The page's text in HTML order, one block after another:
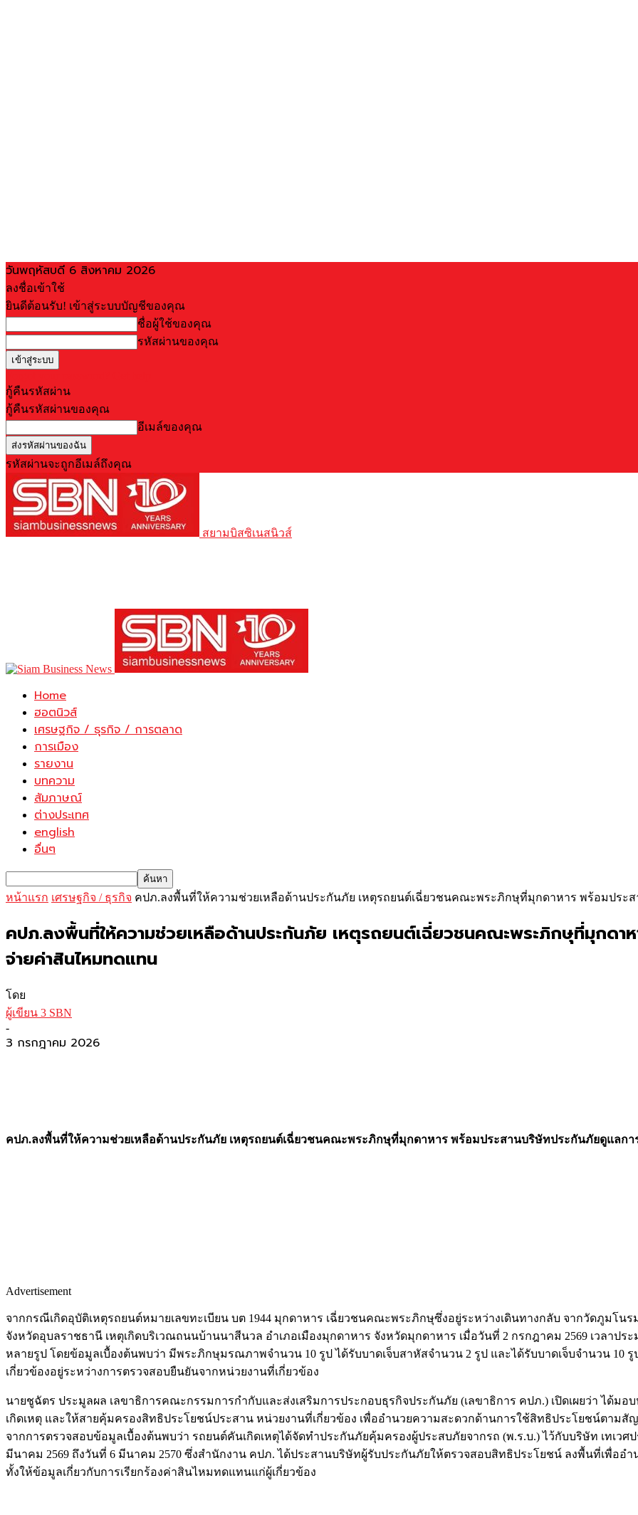
วันพฤหัสบดี 6 สิงหาคม 2026
ลงชื่อเข้าใช้
ยินดีต้อนรับ! เข้าสู่ระบบบัญชีของคุณ
ชื่อผู้ใช้ของคุณ
รหัสผ่านของคุณ
กู้คืนรหัสผ่าน
กู้คืนรหัสผ่านของคุณ
อีเมล์ของคุณ
รหัสผ่านจะถูกอีเมล์ถึงคุณ
สยามบิสซิเนสนิวส์
Home
ฮอตนิวส์
เศรษฐกิจ / ธุรกิจ / การตลาด
การเมือง
รายงาน
บทความ
สัมภาษณ์
ต่างประเทศ
english
อื่นๆ
หน้าแรก เศรษฐกิจ / ธุรกิจ คปภ.ลงพื้นที่ให้ความช่วยเหลือด้านประกันภัย เหตุรถยนต์เฉี่ยวชนคณะพระภิกษุที่มุกดาหาร พร้อมปร
คปภ.ลงพื้นที่ให้ความช่วยเหลือด้านประกันภัย เหตุรถยนต์เฉี่ยวชนคณะพระภิกษุที่มุกดา
จ่ายค่าสินไหมทดแทน
โดย
ผู้เขียน 3 SBN
-
3 กรกฎาคม 2026
คปภ.ลงพื้นที่ให้ความช่วยเหลือด้านประกันภัย เหตุรถยนต์เฉี่ยวชนคณะพระภิกษุที่มุกดาหาร พร้อมประสานบริษัทประกันภัยดูแลก
Advertisement
จากกรณีเกิดอุบัติเหตุรถยนต์หมายเลขทะเบียน บต 1944 มุกดาหาร เฉี่ยวชนคณะพระภิกษุซึ่งอยู่ระหว่างเดินทางกลับ จากวัดภูมโนร
จังหวัดอุบลราชธานี เหตุเกิดบริเวณถนนบ้านนาสีนวล อำเภอเมืองมุกดาหาร จังหวัดมุกดาหาร เมื่อวันที่ 2 กรกฎาคม 2569 เวลาป
หลายรูป โดยข้อมูลเบื้องต้นพบว่า มีพระภิกษุมรณภาพจำนวน 10 รูป ได้รับบาดเจ็บสาหัสจำนวน 2 รูป และได้รับบาดเจ็บจำนวน 10
เกี่ยวข้องอยู่ระหว่างการตรวจสอบยืนยันจากหน่วยงานที่เกี่ยวข้อง
นายชูฉัตร ประมูลผล เลขาธิการคณะกรรมการกำกับและส่งเสริมการประกอบธุรกิจประกันภัย (เลขาธิการ คปภ.) เปิดเผยว่า ได้ม
เกิดเหตุ และให้สายคุ้มครองสิทธิประโยชน์ประสาน หน่วยงานที่เกี่ยวข้อง เพื่ออำนวยความสะดวกด้านการใช้สิทธิประโยชน์ตาม
จากการตรวจสอบข้อมูลเบื้องต้นพบว่า รถยนต์คันเกิดเหตุได้จัดทำประกันภัยคุ้มครองผู้ประสบภัยจากรถ (พ.ร.บ.) ไว้กับบริษัท เทเว
มีนาคม 2569 ถึงวันที่ 6 มีนาคม 2570 ซึ่งสำนักงาน คปภ. ได้ประสานบริษัทผู้รับประกันภัยให้ตรวจสอบสิทธิประโยชน์ ลงพื้นที่เพื่ออ
ทั้งให้ข้อมูลเกี่ยวกับการเรียกร้องค่าสินไหมทดแทนแก่ผู้เกี่ยวข้อง